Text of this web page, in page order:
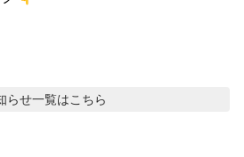
らせ一覧はこちら